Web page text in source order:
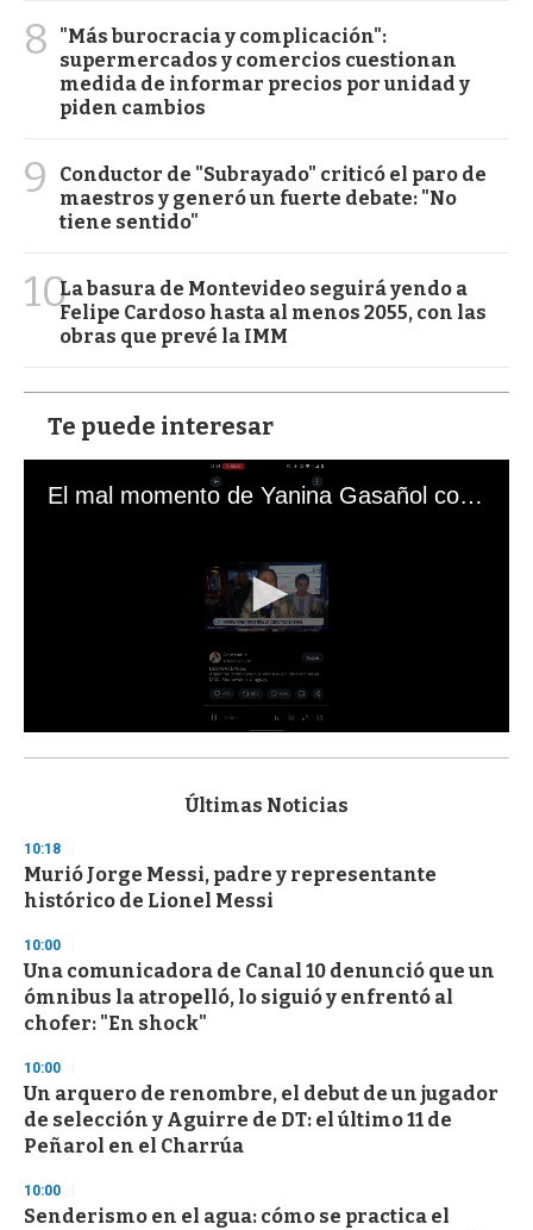
8
"Más burocracia y complicación":
supermercados y comercios cuestionan
medida de informar precios por unidad y
piden cambios
9
Conductor de "Subrayado" criticó el paro de
maestros y generó un fuerte debate: "No
tiene sentido"
10La basura de Montevideo seguirá yendo a
Felipe Cardoso hasta al menos 2055, con las
obras que prevé la IMM
Te puede interesar
El mal momento de Yanina Gasañol con un hincha argentino en "Subrayado"
s
d
s
o
f
3
s
e
c
o
d
s
Últimas Noticias
10:18
Murió Jorge Messi, padre y representante
histórico de Lionel Messi
10:00
Una comunicadora de Canal 10 denunció que un
ómnibus la atropelló, lo siguió y enfrentó al
chofer: "En shock"
10:00
Un arquero de renombre, el debut de un jugador
de selección y Aguirre de DT: el último 11 de
Peñarol en el Charrúa
10:00
Senderismo en el agua: cómo se practica el